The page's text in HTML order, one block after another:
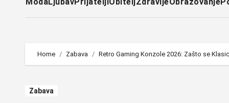
Home Zabava Retro Gaming Konzole 2026: Zašto se
Zabava